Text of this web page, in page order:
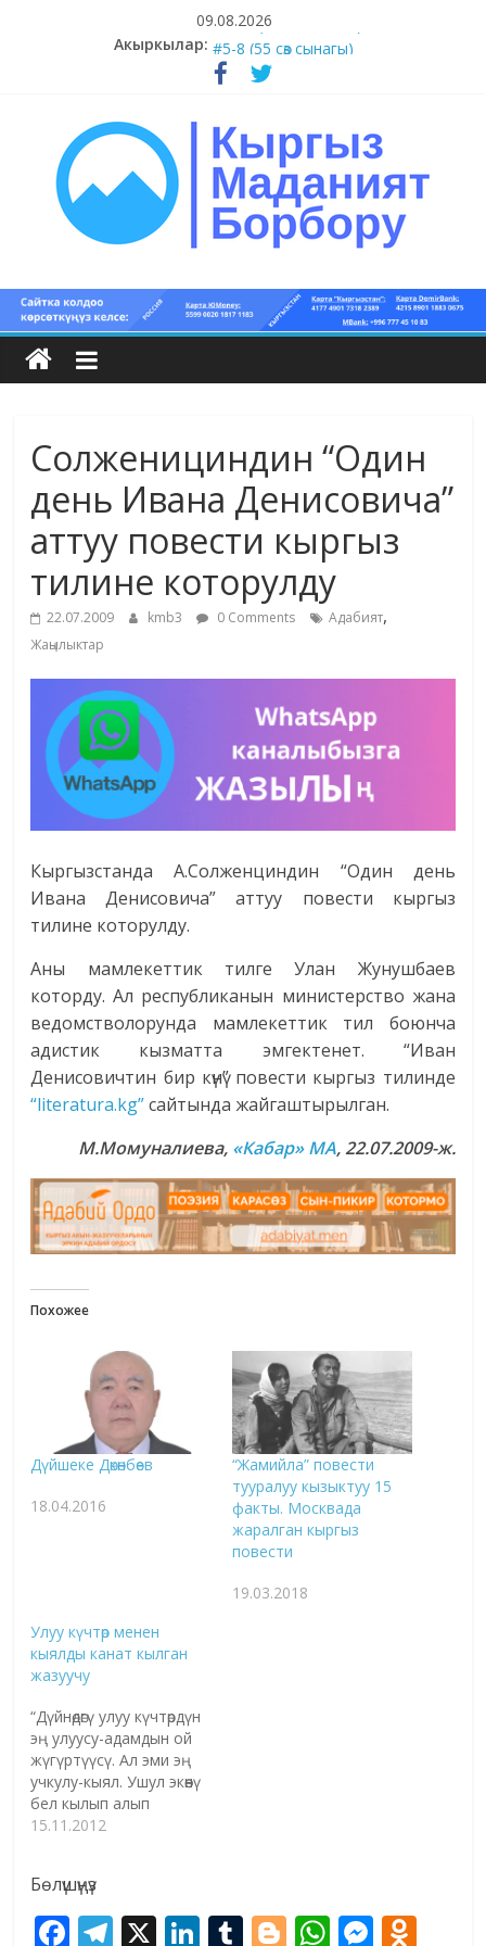
09.08.2026
Акыркылар: #9-10 (55 сөз сынагы)
#5-8 (55 сөз сынагы)
#1-4 (55 сөз сынагы)
#11-12 (55 сөз сынагы)
Кыргыз
маданият
Кыргыз
жана
адабияты
Солженициндин “Один
день Ивана Денисовича”
аттуу повести кыргыз
тилине которулду
22.07.2009 kmb3 0 Comments Адабият,
Жаңылыктар
Кыргызстанда А.Солженциндин “Один день
Ивана Денисовича” аттуу повести кыргыз
тилине которулду.
Аны мамлекеттик тилге Улан Жунушбаев
которду. Ал республиканын министерство жана
ведомстволорунда мамлекеттик тил боюнча
адистик кызматта эмгектенет. “Иван
Денисовичтин бир күнү” повести кыргыз тилинде
“literatura.kg”сайтында жайгаштырылган.
М.Момуналиева, «Кабар» МА, 22.07.2009-ж.
Похожее
Дүйшеке Дөкөнбөев
18.04.2016
“Жамийла” повести
тууралуу кызыктуу 15
факты. Москвада
жаралган кыргыз
повести
19.03.2018
Улуу күчтөр менен
кыялды канат кылган
жазуучу
“Дүйнөдөгү улуу күчтөрдүн
эң улуусу-адамдын ой
жүгүртүүсү. Ал эми эң
учкулу-кыял. Ушул экөөнү
бел кылып алып
чыгармамды жаздым”, –
Акыркы жылдарда
кыргыз адабиятына
“Архат” романы
15.11.2012
Бөлүшүңүз
F T X Li T Bl W M